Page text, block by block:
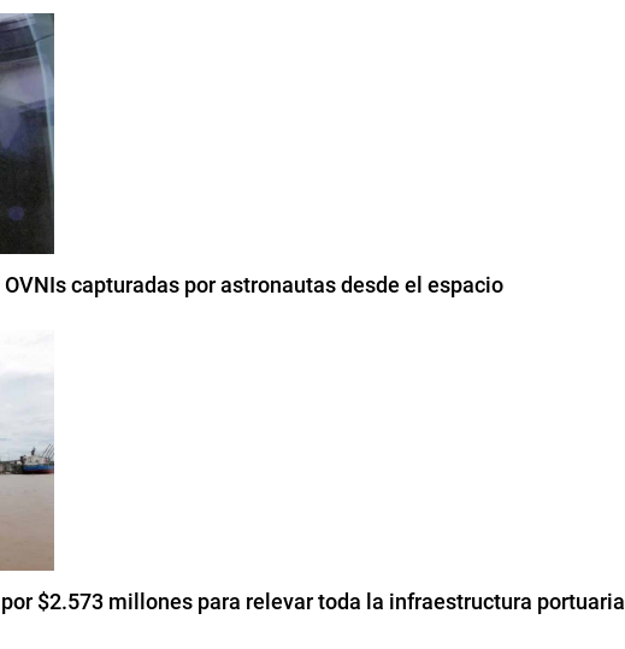
capturadas por astronautas desde el espacio
$2.573 millones para relevar toda la infraestructura portuaria